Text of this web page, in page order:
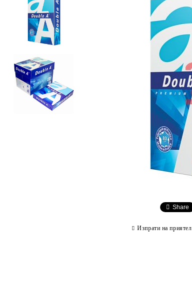
Share
Изпрати на приятел